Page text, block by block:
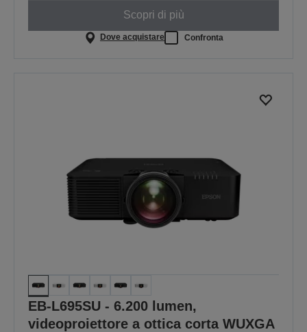
Scopri di più
Dove acquistare Confronta
EB-L695SU - 6.200 lumen,
videoproiettore a ottica corta WUXGA